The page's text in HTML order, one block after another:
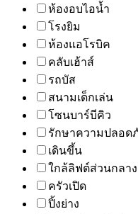
ห้องอบไอน้ำ
โรงยิม
ห้องแอโรบิค
คลับเฮ้าส์
รถบัส
สนามเด็กเล่น
โซนบาร์บีคิว
รักษาความปลอด
เดินขึ้น
ใกล้ลิฟต์ส่วนกลาง
ครัวเปิด
ปิ้งย่าง